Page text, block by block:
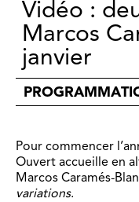
Vidéo :
Marcos
janvier
Pour commencer
Ouvert accueille en
Marcos Caramés-
variations.